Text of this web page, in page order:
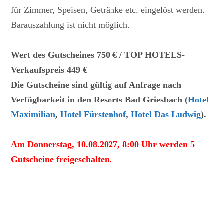
für Zimmer, Speisen, Getränke etc. eingelöst werden.
Barauszahlung ist nicht möglich.
Wert des Gutscheines 750 € / TOP HOTELS-
Verkaufspreis 449 €
Die Gutscheine sind gültig auf Anfrage nach
Verfügbarkeit in den Resorts Bad Griesbach (Hotel
Maximilian,Hotel Fürstenhof,Hotel Das Ludwig).
Am Donnerstag, 10.08.2027, 8:00 Uhr werden 5
Gutscheine freigeschalten.